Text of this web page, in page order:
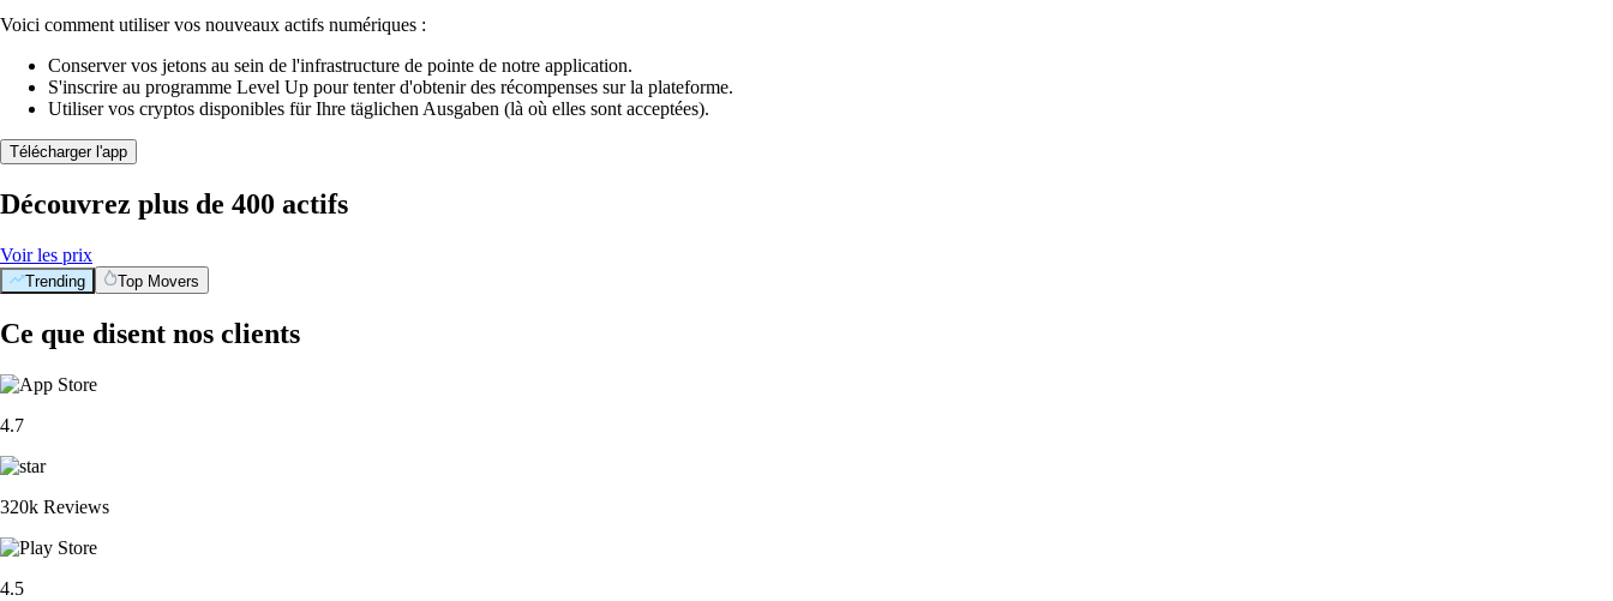
Voici comment utiliser vos nouveaux actifs numériques :
Conserver vos jetons au sein de l'infrastructure de pointe de notre application.
S'inscrire au programme Level Up pour tenter d'obtenir des récompenses sur la plateforme.
Utiliser vos cryptos disponibles für Ihre täglichen Ausgaben (là où elles sont acceptées).
Télécharger l'app
Découvrez plus de 400 actifs
Voir les prix
Trending Top Movers
Ce que disent nos clients
4.7
320k Reviews
4.5